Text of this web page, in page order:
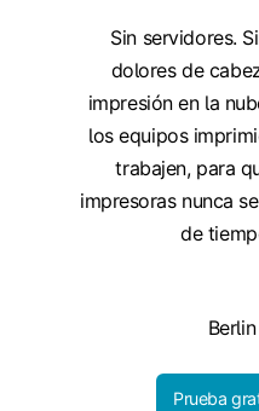
Sin servidores.
dolores de
impresión en la
los equipos
trabajen, para
impresoras nunca
de
Prueba